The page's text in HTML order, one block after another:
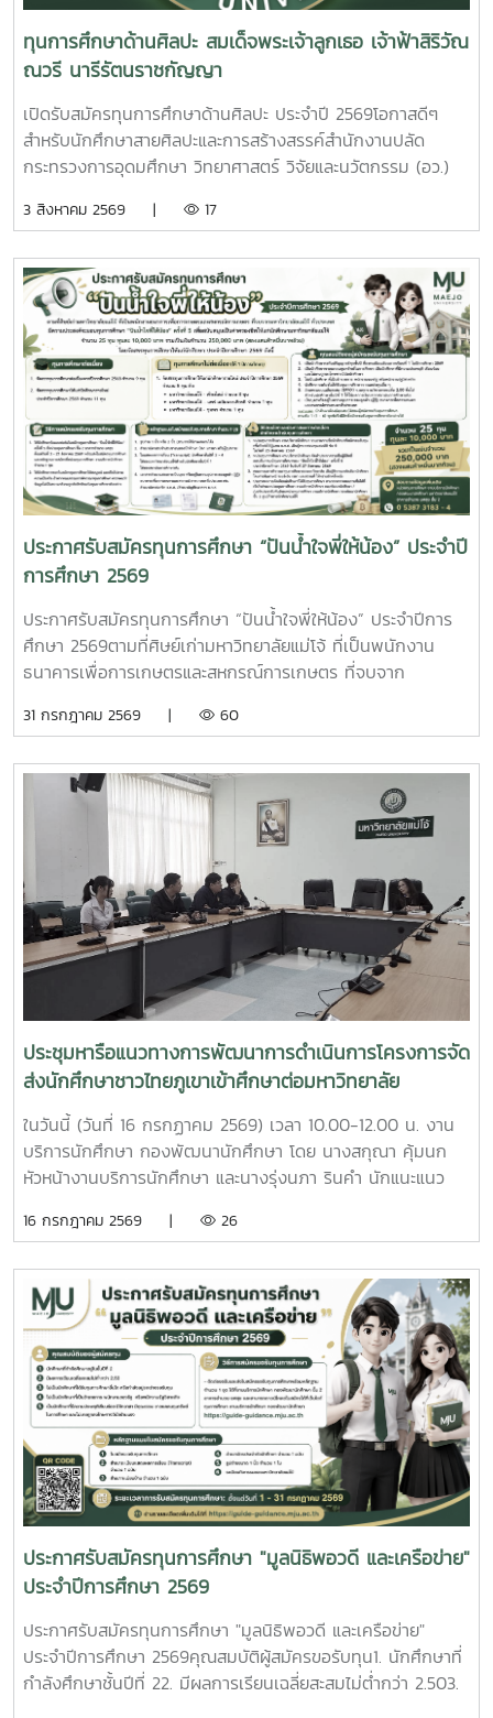
ทุนการศึกษาด้านศิลปะ สมเด็จพระเจ้าลูกเธอ เจ้าฟ้าสิริวัณ
ณวรี นารีรัตนราชกัญญา
เปิดรับสมัครทุนการศึกษาด้านศิลปะ ประจำปี 2569โอกาสดีๆ
สำหรับนักศึกษาสายศิลปะและการสร้างสรรค์สำนักงานปลัด
กระทรวงการอุดมศึกษา วิทยาศาสตร์ วิจัยและนวัตกรรม (อว.)
ฟ้าสิริวัณณวรี นารีรัตนราชกัญญา เพื่อสนับสนุนนักศึกษาที่มี
https://shorturl.at/E96sE
3 สิงหาคม 2569 | 17
ประกาศรับสมัครทุนการศึกษา “ปันน้ำใจพี่ให้น้อง” ประจำปี
การศึกษา 2569
ประกาศรับสมัครทุนการศึกษา “ปันน้ำใจพี่ให้น้อง” ประจำปีการ
ศึกษา 2569ตามที่ศิษย์เก่ามหาวิทยาลัยแม่โจ้ ที่เป็นพนักงาน
ธนาคารเพื่อการเกษตรและสหกรณ์การเกษตร ที่จบจาก
ศึกษา “ปันน้ำใจพี่ให้น้อง” ครั้งที่ 5 เพื่อสนับสนุนเป็นค่าครองชีพ
บาท รวมเป็นเงินจำนวน 250,000 บาท (สองแสนห้าหมื่นบาท
ถ้วน)โดยจัดสรรทุนการศึกษาให้แก่นักศึกษา ประจำปีการศึกษา
2569 ดังนี้ทุนการศึกษาต่อเนื่อง1. จัดสรรทุนการศึกษาต่อ
เนื่องจากปีการศึกษา 2568 จำนวน 9 ทุน2. จัดสรรทุนการศึกษา
ให้แก่นักศึกษารายใหม่ ประจำปีการศึกษา 2569 จำนวน 11 ทุนทุน
การศึกษาไม่ต่อเนื่อง (ให้ 1 ปีการศึกษา) 1. จัดสรรทุนการศึกษา
ให้แก่นักศึกษารายใหม่ ประจำปีการศึกษา 2569 จำนวน 5 ทุน
คือมหาวิทยาลัยแม่โจ้ - เชียงใหม่ จำนวน 3 ทุนมหาวิทยาลัยแม่โจ้
– แพร่ เฉลิมพระเกียรติ จำนวน 1 ทุนและมหาวิทยาลัยแม่โจ้ -
ชุมพร จำนวน 1 ทุนคุณสมบัติของผู้สมัครขอรับทุนการศึกษา1.
เป็นนักศึกษาระดับปริญญาตรีทุกชั้นปี ที่ลงทะเบียนเรียนภาค
เรียนที่ 1 ในปีการศึกษา 25692. เป็นนักศึกษาขาดแคลนทุน
ทรัพย์ในการศึกษา เป็นนักศึกษาที่มีความประพฤติ เรียบร้อย และ
ไม่เคยถูกลงโทษทางวินัยนักศึกษา3. ไม่เป็นนักศึกษาที่เป็น
ข้าราชการ พนักงานของรัฐ หรือพนักงานรัฐวิสาหกิจ4.
นักศึกษาจะต้องไม่ได้รับทุนการศึกษาจากแหล่งทุนอื่น ๆ5. มีผล
สำหรับนักศึกษาชั้นปีที่ 1 ให้ใช้ผลการเรียนจากสถาบันการศึกษา
เพื่อการเกษตรและสหกรณ์การเกษตรทั่วประเทศหมายเหตุ
นักศึกษาต้องมีคุณสมบัติของผู้สมัครขอรับทุนการศึกษา ตามข้อ
1 (1 - 6) ทุกข้อจึงมีสิทธิ์สมัครขอรับทุนการศึกษาดังกล่าวได้วิธี
การสมัครขอรับทุนการศึกษา1. ให้นักศึกษารับแบบฟอร์มใบสมัคร
ทุนการศึกษา “ปันน้ำใจพี่ให้น้อง” ครั้งที่ 5 ที่หน่วยทุนการศึกษา
ชั้น 2 อาคารอำนวย ยศสุข ตั้งแต่วันที่ 3 - 21 สิงหาคม 2569
พร้อมส่งใบสมัครทุนการศึกษา และหลักฐานการสมัครที่หน่วยทุน
การศึกษา งานบริการนักศึกษา จำนวน 1 ชุด2. ให้นักศึกษากรอก
ใบสมัครทุนการศึกษาให้สมบูรณ์ และเป็นไปตามความเป็นจริง ถ้า
หากคณะกรรมการพิจารณาทุนการศึกษา ตรวจพบว่าข้อมูลไม่
เป็นความจริงจะถูกตัดสิทธิขอรับทุนการศึกษาดังกล่าวหลักฐาน
แนบใบสมัครขอรับทุนการศึกษา จำนวน 1 ชุด1. รูปถ่าย 1 นิ้ว
หรือ 2 นิ้ว (สามารถใช้ภาพสแกนได้) 2. สำเนาบัตรประจำ
ประชาชนของนักศึกษา บิดา มารดา หรือผู้อุปการะ 3. ใบแสดง
ผลการเรียน (Transcript) นักศึกษาชั้นปีที่ 2 - 4 ใช้ของ
มหาวิทยาลัยแม่โจ้สำหรับนักศึกษาชั้นปีที่ 1 ใช้ของสถาบันการ
31 กรกฎาคม 2569 | 60
ประชุมหารือแนวทางการพัฒนาการดำเนินการโครงการจัด
ส่งนักศึกษาชาวไทยภูเขาเข้าศึกษาต่อมหาวิทยาลัย
ในวันนี้ (วันที่ 16 กรกฏาคม 2569) เวลา 10.00-12.00 น. งาน
บริการนักศึกษา กองพัฒนานักศึกษา โดย นางสกุณา คุ้มนก
หัวหน้างานบริการนักศึกษา และนางรุ่งนภา รินคำ นักแนะแนว
หน้าที่กรมการปกครอง นำโดย คุณณัฏฐวรรธน์ ตรีณาวงษ์,
ปกครองชำนาญการ กรมการปกครอง ในการประชุมหารือ
แนวทางการพัฒนาการดำเนินการโครงการจัดส่งนักศึกษาชาว
ไทยภูเขาเข้าศึกษาต่อมหาวิทยาลัย ตามที่กรมการปกครอง ได้มี
ความร่วมมือกับมหาวิทยาลัยแม่โจ้ในการดำเนินโครงการจัดส่ง
นักศึกษาชาวไทยภูเขาเข้าศึกษาต่อมหาวิทยาลัย ปีการศึกษา
2569 เพื่อเป็นการขยายโอกาสให้ชาวไทยภูเขาได้เข้าถึงการศึกษา
ระดับอุดมศึกษาอันเป็นพื้นฐานของการพัฒนาและยกระดับ
คุณภาพชีวิตและนำความรู้ที่ได้รับกลับไปสร้างสรรค์ประโยชน์และ
ความเจริญแก่ท้องถิ่น ณ ห้องประชุมองค์กรนักศึกษา ชั้น 2
อาคารอำนวย ยศสุข
16 กรกฎาคม 2569 | 26
ประกาศรับสมัครทุนการศึกษา "มูลนิธิพอวดี และเครือข่าย"
ประจำปีการศึกษา 2569
ประกาศรับสมัครทุนการศึกษา "มูลนิธิพอวดี และเครือข่าย"
ประจำปีการศึกษา 2569คุณสมบัติผู้สมัครขอรับทุน1. นักศึกษาที่
กำลังศึกษาชั้นปีที่ 22. มีผลการเรียนเฉลี่ยสะสมไม่ต่ำกว่า 2.503.